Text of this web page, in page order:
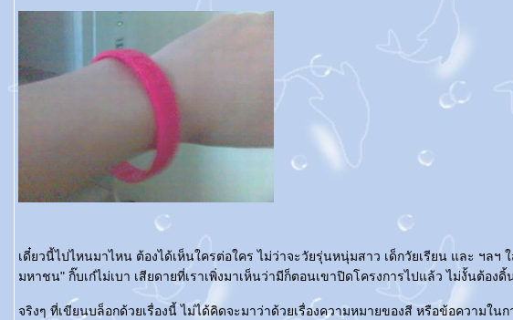
เดี๋ยวนี้ไปไหนมาไหน ต้องได้เห็นใครต่อใคร ไม่ว่าจะวัยรุ่นหนุ่มสาว เด็กวัยเรียน และ ฯล
มหาชน" กิ๊บเก๋ไม่เบา เสียดายที่เราเพิ่งมาเห็นว่ามีก็ตอนเขาปิดโครงการไปแล้ว ไม่งั้นต้อ
จริงๆ ที่เขียนบล็อกด้วยเรื่องนี้ ไม่ได้คิดจะมาว่าด้วยเรื่องความหมายของสี หรือข้อความใน